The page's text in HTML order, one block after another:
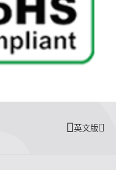
英文版